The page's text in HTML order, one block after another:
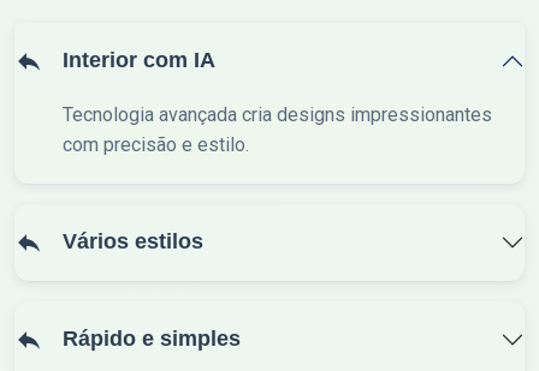
Interior com IA
Tecnologia avançada cria designs impressionantes
com precisão e estilo.
Vários estilos
Rápido e simples